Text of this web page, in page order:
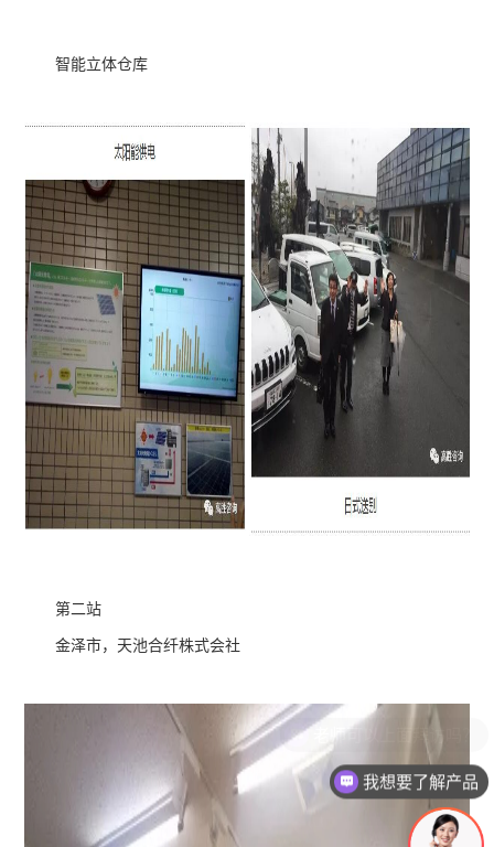
智能立体仓库
第二站
金泽市，天池合纤株式会社
有没有对应案例
我想要了解产品